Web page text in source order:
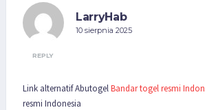
LarryHab
10 sierpnia 2025
REPLY
Link alternatif AbutogelBandar togel resmi
resmi Indonesia